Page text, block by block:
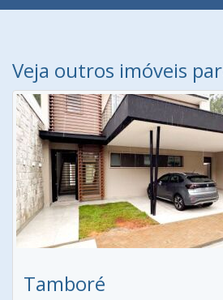
Veja outros imóveis
Tamboré